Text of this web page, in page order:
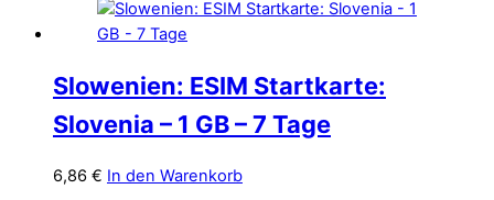
Slowenien: ESIM Startkarte:
Slovenia – 1 GB – 7 Tage
6,86 € In den Warenkorb